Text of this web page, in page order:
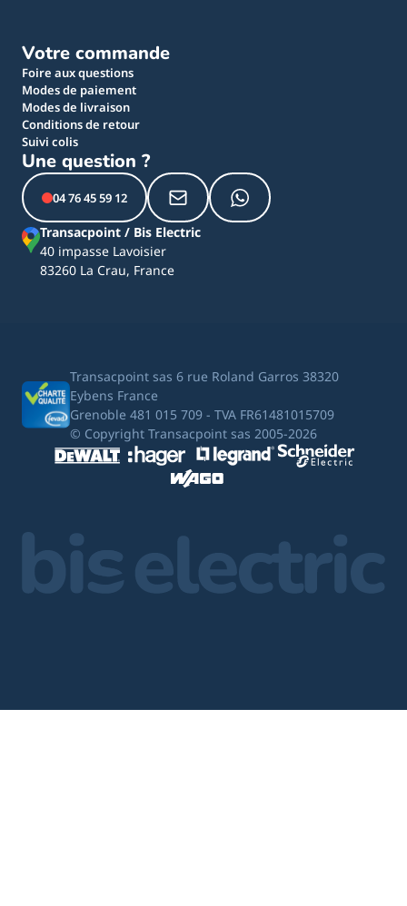
Votre commande
Foire aux questions
Modes de paiement
Modes de livraison
Conditions de retour
Suivi colis
Une question ?
04 76 45 59 12
Transacpoint / Bis Electric
40 impasse Lavoisier
83260 La Crau, France
Transacpoint sas 6 rue Roland Garros 38320
Eybens France
Grenoble 481 015 709 - TVA FR61481015709
© Copyright Transacpoint sas 2005-2026